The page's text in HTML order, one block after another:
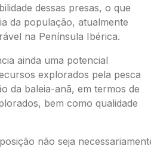
dessas presas, o que
da população, atualmente
na Península Ibérica.
ainda uma potencial
explorados pela pesca
da baleia-anã, em termos de
bem como qualidade
não seja